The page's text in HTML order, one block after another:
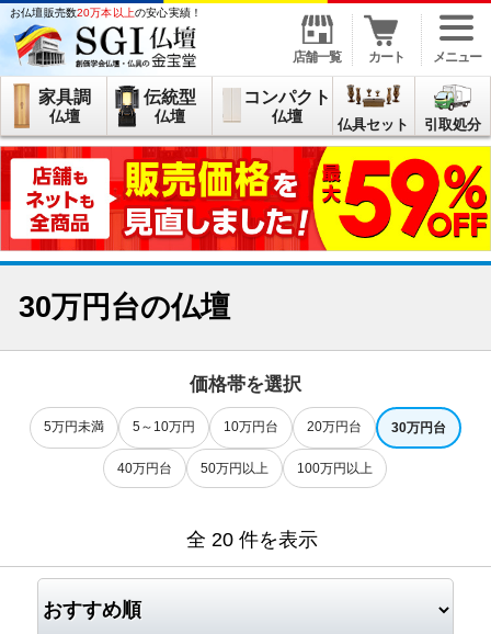
コ
ス
プ
お仏壇販売数20万本以上の安心実績！
店舗一覧 カート メニュー
家具調
仏壇
伝統型
仏壇
コンパクト
仏壇 仏具セット 引取処分
30万円台の仏壇
価格帯を選択
5万円未満 5～10万円 10万円台 20万円台 30万円台
40万円台 50万円以上 100万円以上
全 20 件を表示